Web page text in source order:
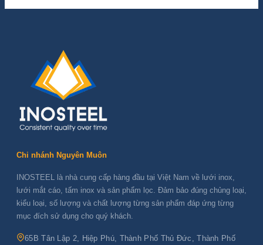
Chi nhánh Nguyên Muôn
INOSTEEL là nhà cung cấp hàng đầu tại Việt Nam về lưới inox,
lưới mắt cáo, tấm inox và sản phẩm lọc. Đảm bảo đúng chủng loại,
kiểu loại, số lượng và chất lượng từng sản phẩm đáp ứng từng
mục đích sử dụng cho quý khách.
65B Tân Lập 2, Hiệp Phú, Thành Phố Thủ Đức, Thành Phố